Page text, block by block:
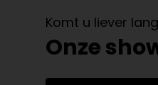
Komt u liever
Onze